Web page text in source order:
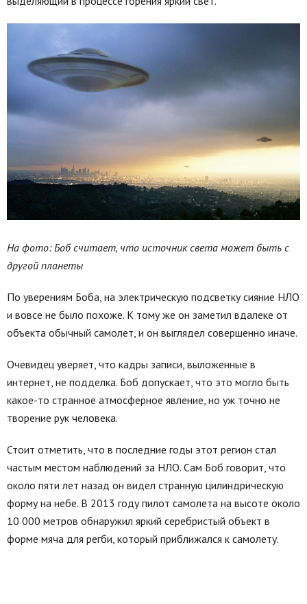
На фото: Боб считает, что источник света может быть с
другой планеты
По уверениям Боба, на электрическую подсветку сияние НЛО
и вовсе не было похоже. К тому же он заметил вдалеке от
объекта обычный самолет, и он выглядел совершенно иначе.
Очевидец уверяет, что кадры записи, выложенные в
интернет, не подделка. Боб допускает, что это могло быть
какое-то странное атмосферное явление, но уж точно не
творение рук человека.
Стоит отметить, что в последние годы этот регион стал
частым местом наблюдений за НЛО. Сам Боб говорит, что
около пяти лет назад он видел странную цилиндрическую
форму на небе. В 2013 году пилот самолета на высоте около
10 000 метров обнаружил яркий серебристый объект в
форме мяча для регби, который приближался к самолету.